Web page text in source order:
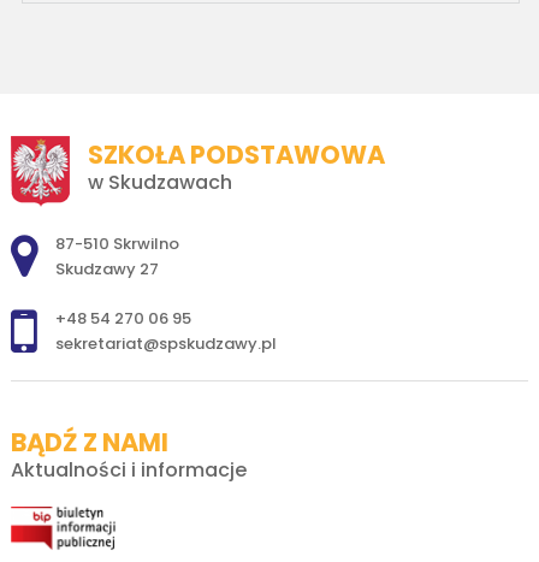
SZKOŁA PODSTAWOWA
w Skudzawach
Adres pocztowy:
87-510 Skrwilno
Skudzawy 27
+48 54 270 06 95
sekretariat@spskudzawy.pl
BĄDŹ Z NAMI
Aktualności i informacje